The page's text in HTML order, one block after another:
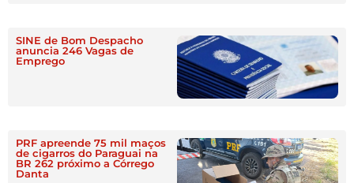
SINE de Bom Despacho
anuncia 246 Vagas de
Emprego
PRF apreende 75 mil maços
de cigarros do Paraguai na
BR 262 próximo a Córrego
Danta